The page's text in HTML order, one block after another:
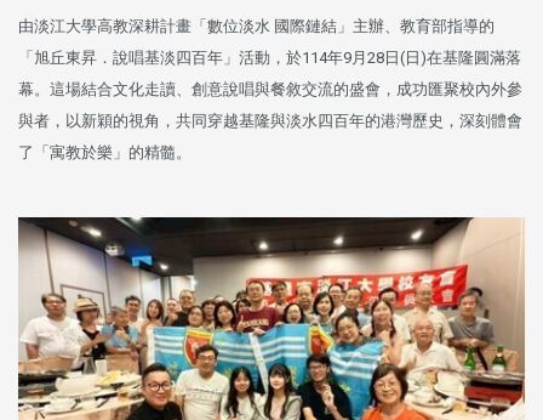
由淡江大學高教深耕計畫「數位淡水 國際鏈結」主辦、教育部指導的
「旭丘東昇．說唱基淡四百年」活動，於114年9月28日(日)在基隆圓滿落
幕。這場結合文化走讀、創意說唱與餐敘交流的盛會，成功匯聚校內外參
與者，以新穎的視角，共同穿越基隆與淡水四百年的港灣歷史，深刻體會
了「寓教於樂」的精髓。